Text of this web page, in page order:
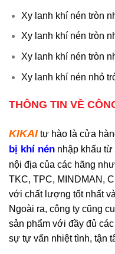
Xy lanh khí nén tròn
Xy lanh khí nén tròn
Xy lanh khí nén tròn
Xy lanh khí nén nhỏ
THÔNG TIN VỀ
KIKAItự hào là cửa
bị khí nén nhập khẩu
nội địa của các hãng
TKC, TPC, MINDMAN,
với chất lượng tốt nhất
Ngoài ra, công ty cũng
sản phẩm với đầy đủ
sự tự vấn nhiệt tình, tận